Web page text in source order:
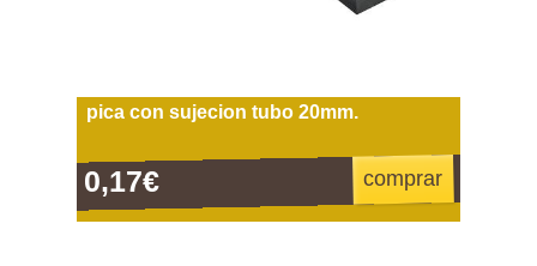
pica con sujecion tubo 20mm.
0,17€ comprar